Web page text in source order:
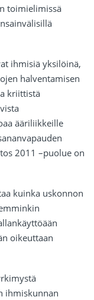
toimielimissä
ihmisiä yksilöinä,
halventamisen
kriittistä
ääriliikkeille
2011 –puolue on
kuinka uskonnon
oikeuttaan
ihmiskunnan